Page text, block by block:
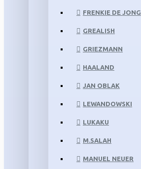
FRENKIE DE JONG
GREALISH
GRIEZMANN
HAALAND
JAN OBLAK
LEWANDOWSKI
LUKAKU
M.SALAH
MANUEL NEUER